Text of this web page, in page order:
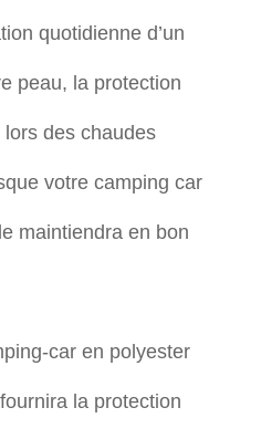
quotidienne d’un
peau, la protection
des chaudes
votre camping car
maintiendra en bon
car en polyester
la protection